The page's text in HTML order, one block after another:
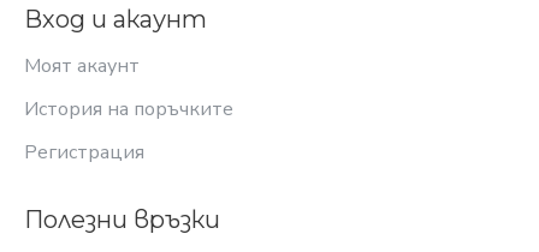
Вход и акаунт
Моят акаунт
История на поръчките
Регистрация
Полезни връзки